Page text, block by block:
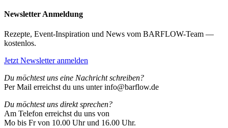
Newsletter Anmeldung
Rezepte, Event-Inspiration und News vom BARFLOW-Team —
kostenlos.
Jetzt Newsletter anmelden
Du möchtest uns eine Nachricht schreiben?
Per Mail erreichst du uns unter info@barflow.de
Du möchtest uns direkt sprechen?
Am Telefon erreichst du uns von
Mo bis Fr von 10.00 Uhr und 16.00 Uhr.